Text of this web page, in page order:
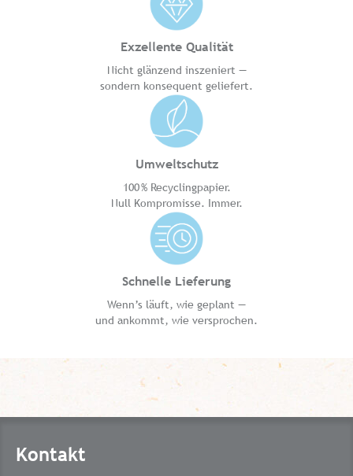
Exzellente Qualität
Nicht glänzend inszeniert —
sondern konsequent geliefert.
Umweltschutz
100 % Recyclingpapier.
Null Kompromisse. Immer.
Schnelle Lieferung
Wenn’s läuft, wie geplant —
und ankommt, wie versprochen.
Kontakt